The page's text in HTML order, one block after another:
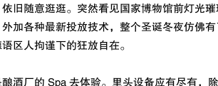
旧随意逛逛。突然看见国家博物馆前灯光
加各种最新投放技术，整个圣诞冬夜仿佛
区人拘谨下的狂放自在。
酒厂的 Spa 去体验。里头设备应有尽有，